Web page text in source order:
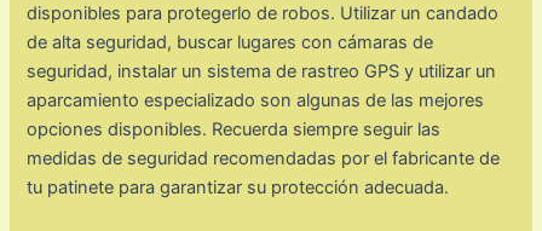
disponibles para protegerlo de robos. Utilizar un candado
de alta seguridad, buscar lugares con cámaras de
seguridad, instalar un sistema de rastreo GPS y utilizar un
aparcamiento especializado son algunas de las mejores
opciones disponibles. Recuerda siempre seguir las
medidas de seguridad recomendadas por el fabricante de
tu patinete para garantizar su protección adecuada.